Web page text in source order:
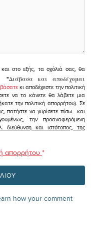
στο εξής, τα σχόλιά σας, θα
"Διάβασα και αποδέχομαι
κι αποδέχεστε την πολιτική
να το κάνετε θα λάβετε μια
την πολιτική απορρήτου). Σε
πατήστε να γυρίσετε πίσω και
την προαναφερόμενη
και ιστότοπος, της
απορρήτου *
how your comment